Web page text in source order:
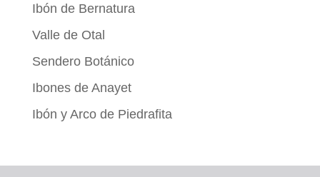
Ibón de Bernatura
Valle de Otal
Sendero Botánico
Ibones de Anayet
Ibón y Arco de Piedrafita